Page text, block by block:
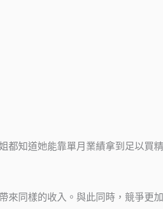
知道她能靠單月業績拿到足以買
同樣的收入。與此同時，競爭更